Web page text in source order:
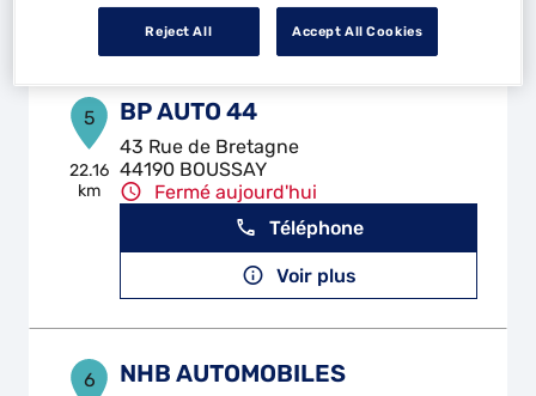
Voir plus
5
22.16
km
BP AUTO 44
43 Rue de Bretagne
44190 BOUSSAY
Fermé aujourd'hui
Téléphone
Voir plus
6 NHB AUTOMOBILES
Reject All Accept All Cookies